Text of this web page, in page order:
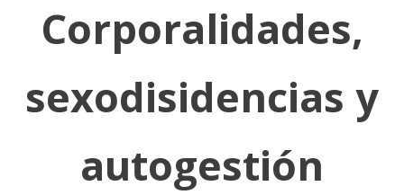
Corporalidades,
sexodisidencias y
autogestión